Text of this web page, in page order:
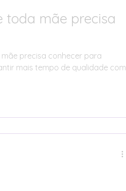
toda mãe precisa
precisa conhecer para
mais tempo de qualidade com